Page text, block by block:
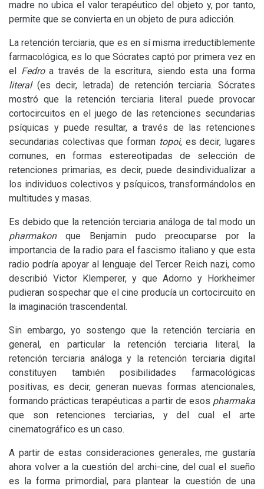
madre no ubica el valor terapéutico del objeto y, por tanto,
permite que se convierta en un objeto de pura adicción.
La retención terciaria, que es en sí misma irreductiblemente
farmacológica, es lo que Sócrates captó por primera vez en
el Fedroa través de la escritura, siendo esta una forma
literal(es decir, letrada) de retención terciaria. Sócrates
mostró que la retención terciaria literal puede provocar
cortocircuitos en el juego de las retenciones secundarias
psíquicas y puede resultar, a través de las retenciones
secundarias colectivas que forman topoi, es decir, lugares
comunes, en formas estereotipadas de selección de
retenciones primarias, es decir, puede desindividualizar a
los individuos colectivos y psíquicos, transformándolos en
multitudes y masas.
Es debido que la retención terciaria análoga de tal modo un
pharmakonque Benjamin pudo preocuparse por la
importancia de la radio para el fascismo italiano y que esta
radio podría apoyar al lenguaje del Tercer Reich nazi, como
describió Victor Klemperer, y que Adorno y Horkheimer
pudieran sospechar que el cine producía un cortocircuito en
la imaginación trascendental.
Sin embargo, yo sostengo que la retención terciaria en
general, en particular la retención terciaria literal, la
retención terciaria análoga y la retención terciaria digital
constituyen también posibilidades farmacológicas
positivas, es decir, generan nuevas formas atencionales,
formando prácticas terapéuticas a partir de esos pharmaka
que son retenciones terciarias, y del cual el arte
cinematográfico es un caso.
A partir de estas consideraciones generales, me gustaría
ahora volver a la cuestión del archi-cine, del cual el sueño
es la forma primordial, para plantear la cuestión de una